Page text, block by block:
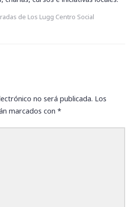
de Los Lugg Centro Social
no será publicada. Los
marcados con*